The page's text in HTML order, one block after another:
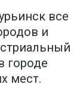
все
и
городе
мест.